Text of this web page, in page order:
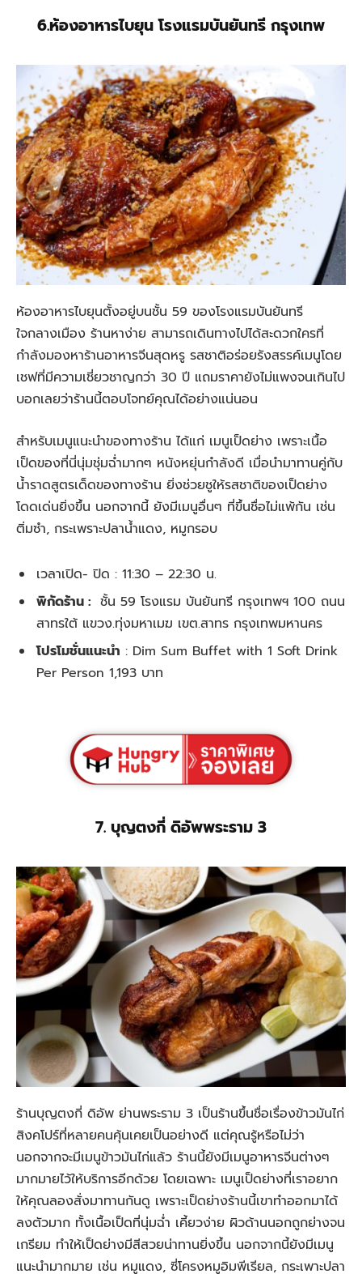
6.ห้องอาหารไบยุน โรงแรมบันยันทรี กรุงเทพ
ห้องอาหารไบยุนตั้งอยู่บนชั้น 59 ของโรงแรมบันยันทรี
ใจกลางเมือง ร้านหาง่าย สามารถเดินทางไปได้สะดวกใครที่
กำลังมองหาร้านอาหารจีนสุดหรู รสชาติอร่อยรังสรรค์เมนูโดย
เชฟที่มีความเชี่ยวชาญกว่า 30 ปี แถมราคายังไม่แพงจนเกินไป
บอกเลยว่าร้านนี้ตอบโจทย์คุณได้อย่างแน่นอน
สำหรับเมนูแนะนำของทางร้าน ได้แก่ เมนูเป็ดย่าง เพราะเนื้อ
เป็ดของที่นี่นุ่มชุ่มฉ่ำมากๆ หนังหยุ่นกำลังดี เมื่อนำมาทานคู่กับ
น้ำราดสูตรเด็ดของทางร้าน ยิ่งช่วยชูให้รสชาติของเป็ดย่าง
โดดเด่นยิ่งขึ้น นอกจากนี้ ยังมีเมนูอื่นๆ ที่ขึ้นชื่อไม่แพ้กัน เช่น
ติ่มซำ, กระเพราะปลาน้ำแดง, หมูกรอบ
เวลาเปิด- ปิด : 11:30 – 22:30 น.
พิกัดร้าน : ชั้น 59 โรงแรม บันยันทรี กรุงเทพฯ 100 ถนน
สาทรใต้ แขวง.ทุ่งมหาเมฆ เขต.สาทร กรุงเทพมหานคร
โปรโมชั่นแนะนำ : Dim Sum Buffet with 1 Soft Drink
Per Person 1,193 บาท
7. บุญตงกี่ ดิอัพพระราม 3
ร้านบุญตงกี่ ดิอัพ ย่านพระราม 3 เป็นร้านขึ้นชื่อเรื่องข้าวมันไก่
สิงคโปร์ที่หลายคนคุ้นเคยเป็นอย่างดี แต่คุณรู้หรือไม่ว่า
นอกจากจะมีเมนูข้าวมันไก่แล้ว ร้านนี้ยังมีเมนูอาหารจีนต่างๆ
มากมายไว้ให้บริการอีกด้วย โดยเฉพาะ เมนูเป็ดย่างที่เราอยาก
ให้คุณลองสั่งมาทานกันดู เพราะเป็ดย่างร้านนี้เขาทำออกมาได้
ลงตัวมาก ทั้งเนื้อเป็ดที่นุ่มฉ่ำ เคี้ยวง่าย ผิวด้านนอกถูกย่างจน
เกรียม ทำให้เป็ดย่างมีสีสวยน่าทานยิ่งขึ้น นอกจากนี้ยังมีเมนู
แนะนำมากมาย เช่น หมูแดง, ซี่โครงหมูอิมพีเรียล, กระเพาะปลา